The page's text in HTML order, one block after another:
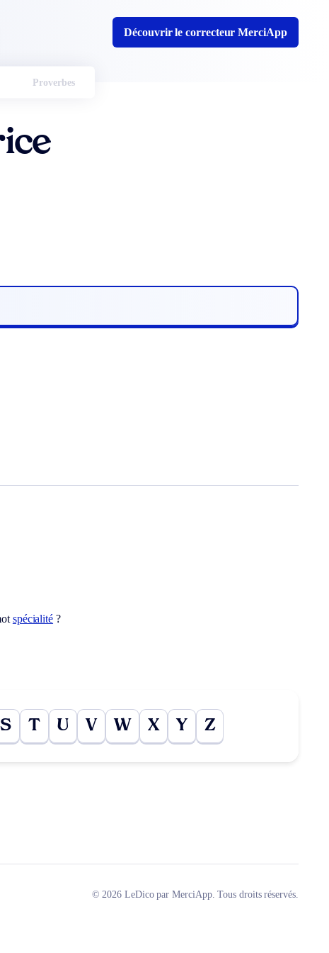
Découvrir le correcteur MerciApp
Proverbes
spécialité ?
S T U V W X Y Z
© 2026 LeDico par MerciApp. Tous droits réservés.